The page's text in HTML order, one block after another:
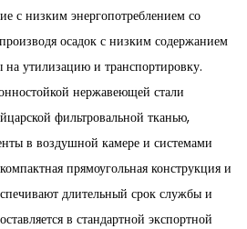
с низким энергопотреблением со
осадок с низким содержанием
на утилизацию и транспортировку.
нержавеющей стали
фильтровальной тканью,
в воздушной камере и системами
прямоугольная конструкция и
длительный срок службы и
в стандартной экспортной